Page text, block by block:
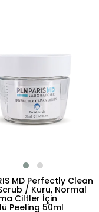
MD Perfectly Clean
/ Kuru, Normal
Ciltler İçin
Peeling 50ml